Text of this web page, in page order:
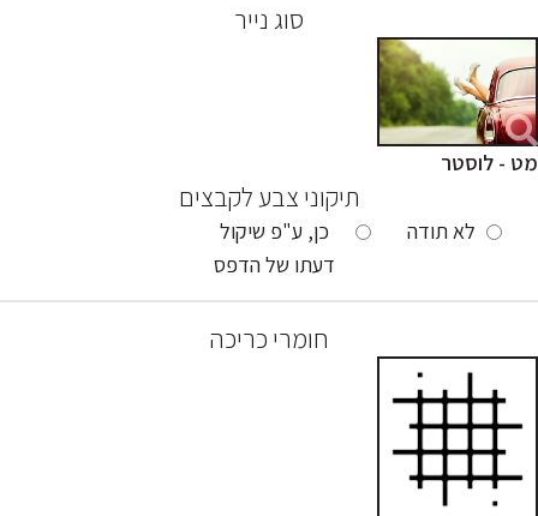
סוג נייר
מט - לוסטר
תיקוני צבע לקבצים
לא תודה
כן, ע"פ שיקול
דעתו של הדפס
חומרי כריכה